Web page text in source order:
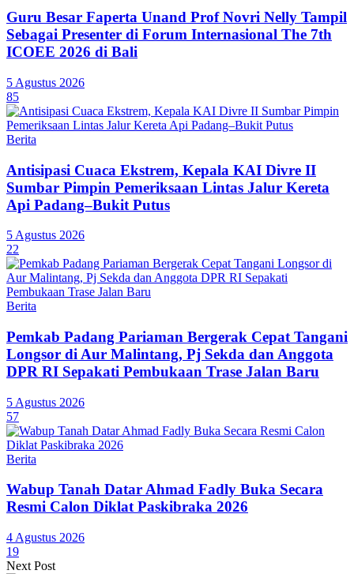
Guru Besar Faperta Unand Prof Novri Nelly Tampil
Sebagai Presenter di Forum Internasional The 7th
ICOEE 2026 di Bali
5 Agustus 2026
85
Berita
Antisipasi Cuaca Ekstrem, Kepala KAI Divre II
Sumbar Pimpin Pemeriksaan Lintas Jalur Kereta
Api Padang–Bukit Putus
5 Agustus 2026
22
Berita
Pemkab Padang Pariaman Bergerak Cepat Tangani
Longsor di Aur Malintang, Pj Sekda dan Anggota
DPR RI Sepakati Pembukaan Trase Jalan Baru
5 Agustus 2026
57
Berita
Wabup Tanah Datar Ahmad Fadly Buka Secara
Resmi Calon Diklat Paskibraka 2026
4 Agustus 2026
19
Next Post